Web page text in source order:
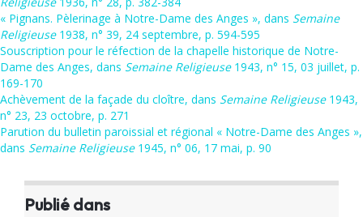
« Pignans. Pèlerinage à Notre-Dame des Anges », dans Semaine
Religieuse1938, n° 39, 24 septembre, p. 594-595
Souscription pour le réfection de la chapelle historique de Notre-
Dame des Anges, dans Semaine Religieuse1943, n° 15, 03 juillet, p.
169-170
Achèvement de la façade du cloître, dans Semaine Religieuse1943,
n° 23, 23 octobre, p. 271
Parution du bulletin paroissial et régional « Notre-Dame des Anges »,
dans Semaine Religieuse1945, n° 06, 17 mai, p. 90
Publié dans